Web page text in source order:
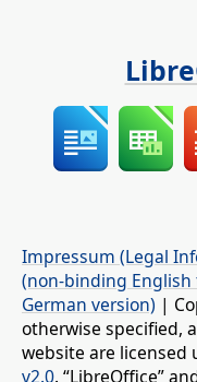
Impressum (Legal
(non-binding
German version) |
otherwise specified,
website are licensed
v2.0. “LibreOffice”